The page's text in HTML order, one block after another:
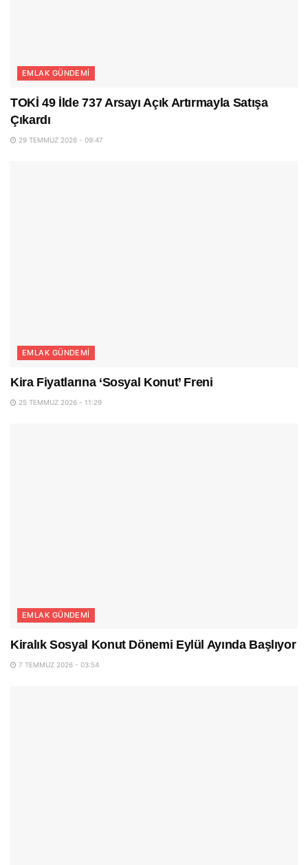
EMLAK GÜNDEMI
TOKİ 49 İlde 737 Arsayı Açık Artırmayla Satışa
Çıkardı
29 TEMMUZ 2026 - 09:47
EMLAK GÜNDEMI
Kira Fiyatlarına ‘Sosyal Konut’ Freni
25 TEMMUZ 2026 - 11:29
EMLAK GÜNDEMI
Kiralık Sosyal Konut Dönemi Eylül Ayında Başlıyor
7 TEMMUZ 2026 - 03:54